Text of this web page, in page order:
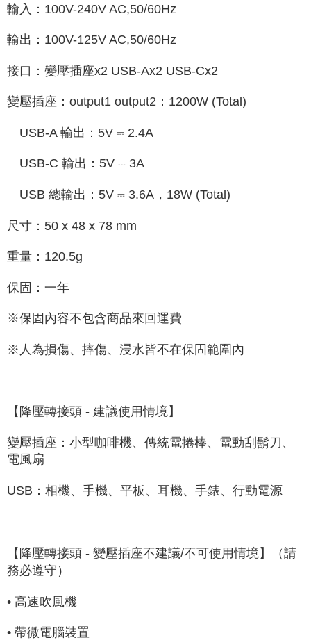
輸入：100V-240V AC,50/60Hz
輸出：100V-125V AC,50/60Hz
接口：變壓插座x2 USB-Ax2 USB-Cx2
變壓插座：output1 output2：1200W (Total)
USB-A 輸出：5V ⎓ 2.4A
USB-C 輸出：5V ⎓ 3A
USB 總輸出：5V ⎓ 3.6A，18W (Total)
尺寸：50 x 48 x 78 mm
重量：120.5g
保固：一年
※保固內容不包含商品來回運費
※人為損傷、摔傷、浸水皆不在保固範圍內
【降壓轉接頭 - 建議使用情境】
變壓插座：小型咖啡機、傳統電捲棒、電動刮鬍刀、
電風扇
USB：相機、手機、平板、耳機、手錶、行動電源
【降壓轉接頭 - 變壓插座不建議/不可使用情境】（請
務必遵守）
• 高速吹風機
• 帶微電腦裝置